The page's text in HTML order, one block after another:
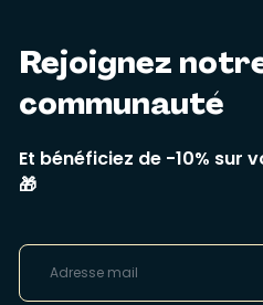
Rejoignez
communauté
Et bénéficiez de -10% sur
🎁